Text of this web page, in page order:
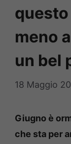
meno
un bel
18 Maggio
Giugno è
che sta per